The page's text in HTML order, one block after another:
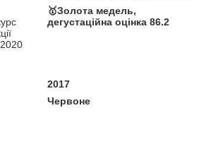
🥇Золота медель,
дегустаційна оцінка 86.2
2017
Червоне